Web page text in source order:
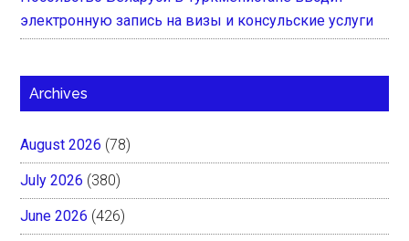
электронную запись на визы и консульские услуги
Archives
August 2026 (78)
July 2026 (380)
June 2026 (426)